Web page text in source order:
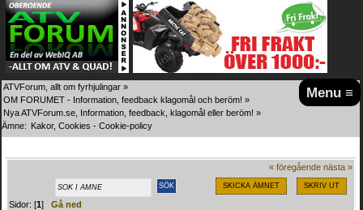
Menu ≡
ATVForum, allt om fyrhjulingar »
OM FORUMET - Information, feedback klagomål och beröm! »
Nya ATVForum.se, Information, feedback, klagomål eller beröm! »
Ämne: Kakor, Cookies - Cookie-policy
« föregående nästa »
SKICKA ÄMNET SKRIV UT
Sidor: [1]Gå ned